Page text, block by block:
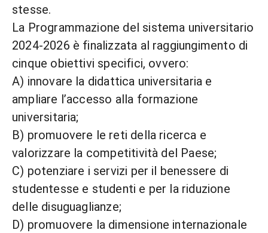
stesse.
La Programmazione del sistema universitario
2024-2026 è finalizzata al raggiungimento di
cinque obiettivi specifici, ovvero:
A) innovare la didattica universitaria e
ampliare l’accesso alla formazione
universitaria;
B) promuovere le reti della ricerca e
valorizzare la competitività del Paese;
C) potenziare i servizi per il benessere di
studentesse e studenti e per la riduzione
delle disuguaglianze;
D) promuovere la dimensione internazionale